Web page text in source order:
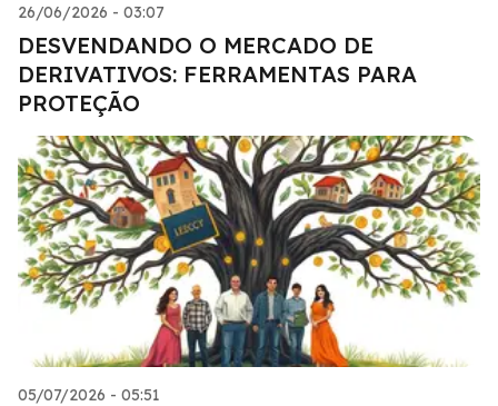
26/06/2026 - 03:07
DESVENDANDO O MERCADO DE
DERIVATIVOS: FERRAMENTAS PARA
PROTEÇÃO
05/07/2026 - 05:51